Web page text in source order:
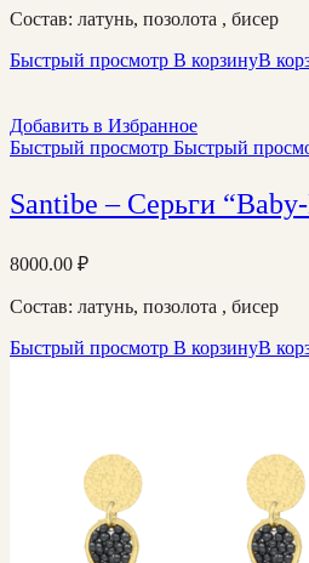
Состав: латунь, позолота , бисер
Быстрый просмотр В корзинуВ
Добавить в Избранное
Быстрый просмотр Быстрый
Santibe – Серьги
8000.00 ₽
Состав: латунь, позолота , бисер
Быстрый просмотр В корзинуВ